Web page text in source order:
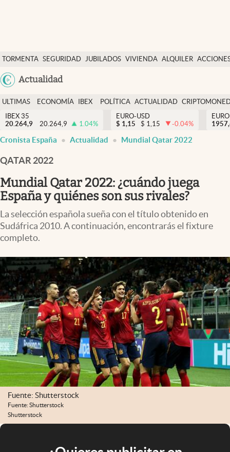
TORMENTA SEGURIDAD JUBILADOS VIVIENDA ALQUILER
Colombia
Actualidad
Economía y finanzas
Política
Actualidad
Criptomonedas
España
ULTIMAS
NOTICIAS
ECONOMÍA
FINANZAS
IBEX
EURO
POLÍTICA ACTUALIDAD
IBEX 35
20.264,9
20.264,9 1.04%
EURO-USD
$ 1,15 $ 1,15 -0.04%
Cronista España Actualidad Mundial Qatar 2022
QATAR 2022
Mundial Qatar 2022: ¿cuándo juega
España y quiénes son sus rivales?
La selección española sueña con el título obtenido en
Sudáfrica 2010. A continuación, encontrarás el fixture
completo.
Fuente: Shutterstock
Fuente: Shutterstock
Shutterstock